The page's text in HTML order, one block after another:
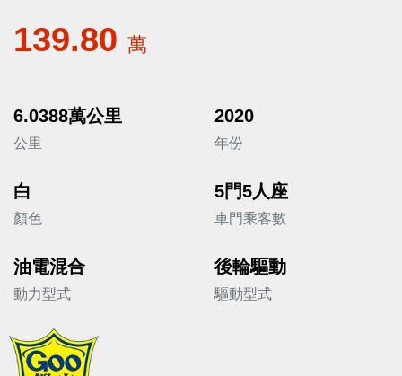
139.80 萬
6.0388萬公里
公里
2020
年份
白
顏色
5門5人座
車門乘客數
油電混合
動力型式
後輪驅動
驅動型式